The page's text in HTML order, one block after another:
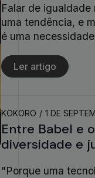
Falar de
uma tendência, e
é uma
Ler artigo
Entre Babel e
diversidade e
KOKORO 1 DE
"Porque uma